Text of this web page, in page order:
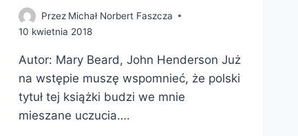
Przez Michał Norbert Faszcza
10 kwietnia 2018
Autor: Mary Beard, John Henderson Już
na wstępie muszę wspomnieć, że polski
tytuł tej książki budzi we mnie
mieszane uczucia….